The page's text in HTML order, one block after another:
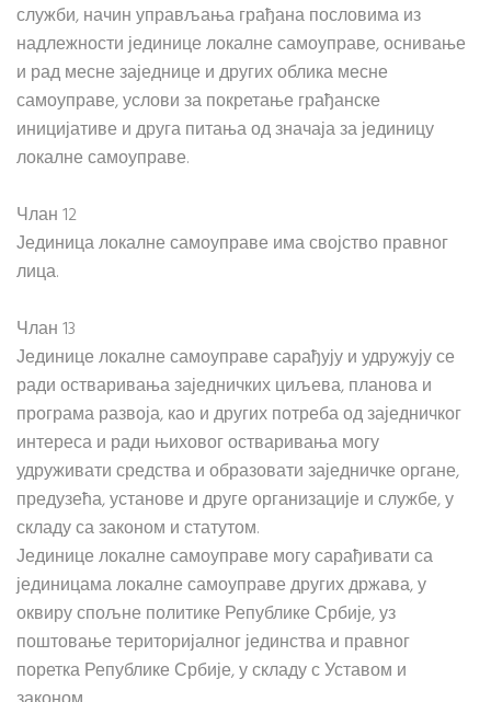
служби, начин управљања грађана пословима из
надлежности јединице локалне самоуправе, оснивање
и рад месне заједнице и других облика месне
самоуправе, услови за покретање грађанске
иницијативе и друга питања од значаја за јединицу
локалне самоуправе.
Члан 12
Јединица локалне самоуправе има својство правног
лица.
Члан 13
Јединице локалне самоуправе сарађују и удружују се
ради остваривања заједничких циљева, планова и
програма развоја, као и других потреба од заједничког
интереса и ради њиховог остваривања могу
удруживати средства и образовати заједничке органе,
предузећа, установе и друге организације и службе, у
складу са законом и статутом.
Јединице локалне самоуправе могу сарађивати са
јединицама локалне самоуправе других држава, у
оквиру спољне политике Републике Србије, уз
поштовање територијалног јединства и правног
поретка Републике Србије, у складу с Уставом и